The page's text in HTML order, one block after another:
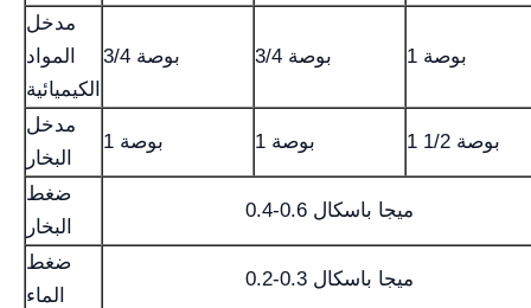
مدخل
المواد
الكيميائية
3/4 بوصة 3/4 بوصة 1 بوصة
مدخل
البخار
1 بوصة 1 بوصة 1 1/2 بوصة
ضغط
البخار
0.4-0.6 ميجا باسكال
ضغط
الماء
0.2-0.3 ميجا باسكال